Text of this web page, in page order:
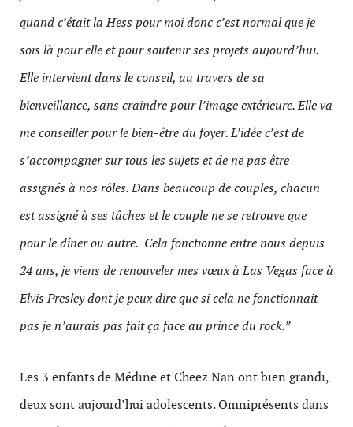
quand c’était la Hess pour moi donc c’est normal que je
sois là pour elle et pour soutenir ses projets aujourd’hui.
Elle intervient dans le conseil, au travers de sa
bienveillance, sans craindre pour l’image extérieure. Elle va
me conseiller pour le bien-être du foyer. L’idée c’est de
s’accompagner sur tous les sujets et de ne pas être
assignés à nos rôles. Dans beaucoup de couples, chacun
est assigné à ses tâches et le couple ne se retrouve que
pour le dîner ou autre. Cela fonctionne entre nous depuis
24 ans, je viens de renouveler mes vœux à Las Vegas face à
Elvis Presley dont je peux dire que si cela ne fonctionnait
pas je n’aurais pas fait ça face au prince du rock.”
Les 3 enfants de Médine et Cheez Nan ont bien grandi,
deux sont aujourd’hui adolescents. Omniprésents dans